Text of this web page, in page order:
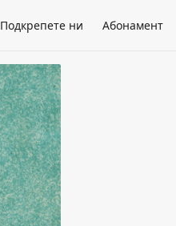
Подкрепете ни Абонамент